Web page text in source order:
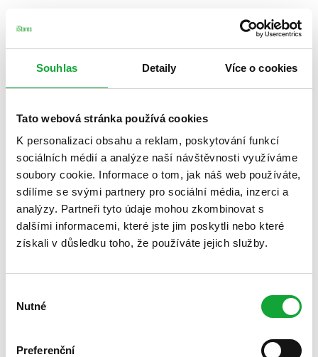
Souhlas Detaily Více o cookies
Tato webová stránka používá cookies
K personalizaci obsahu a reklam, poskytování funkcí
sociálních médií a analýze naší návštěvnosti využíváme
soubory cookie. Informace o tom, jak náš web používáte,
sdílíme se svými partnery pro sociální média, inzerci a
analýzy. Partneři tyto údaje mohou zkombinovat s
dalšími informacemi, které jste jim poskytli nebo které
získali v důsledku toho, že používáte jejich služby.
souhlasu
Nutné
Preferenční